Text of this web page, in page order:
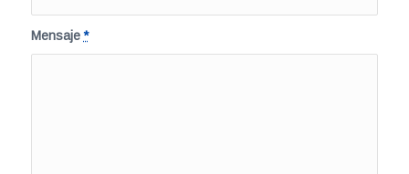
Mensaje*